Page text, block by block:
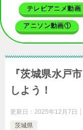
テレビアニメ動画
アニソン動画①
『茨城県水戸
しよう！
更新日： 2025年12月7日
茨城県